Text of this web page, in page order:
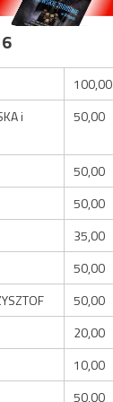
100,00
i
50,00
50,00
50,00
35,00
50,00
50,00
20,00
10,00
50,00